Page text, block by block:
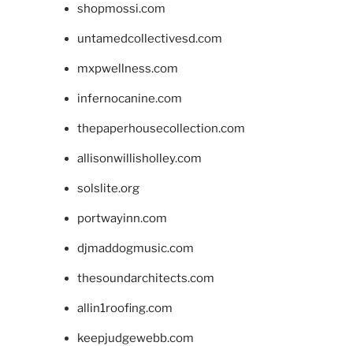
shopmossi.com
untamedcollectivesd.com
mxpwellness.com
infernocanine.com
thepaperhousecollection.com
allisonwillisholley.com
solslite.org
portwayinn.com
djmaddogmusic.com
thesoundarchitects.com
allin1roofing.com
keepjudgewebb.com